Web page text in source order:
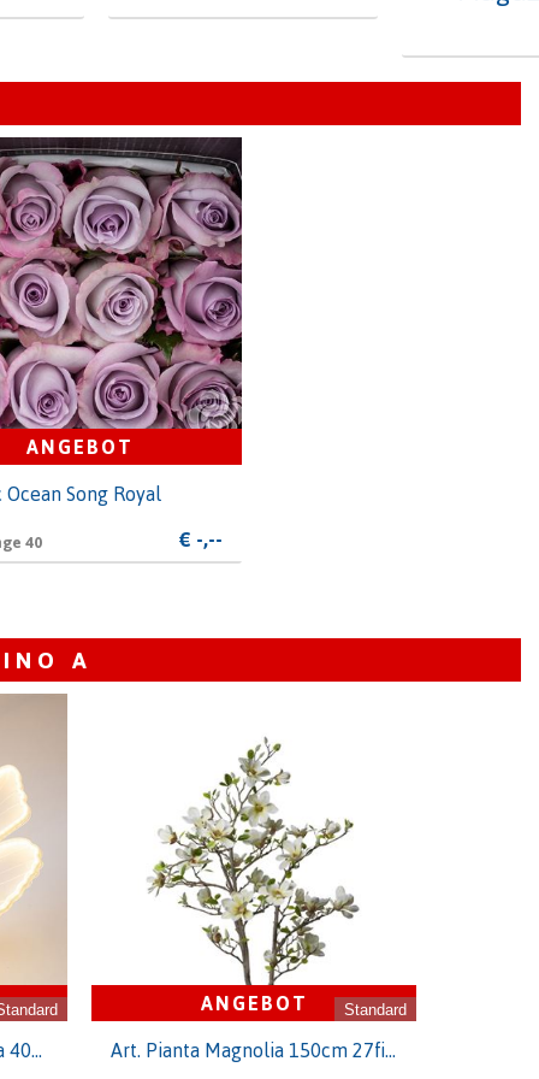
ANGEBOT
Ocean Song Royal
2
150 Herkunftsland
NL
€ -,--
40
A
Wedd. Farfalla Led Dinamica 40cm - Luce Calda
ANGEBOT Standard
Art. Pianta Magnolia 150cm 27fiori Cream